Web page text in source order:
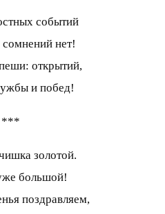
событий
нет!
открытий,
и побед!
***
золотой.
большой!
поздравляем,